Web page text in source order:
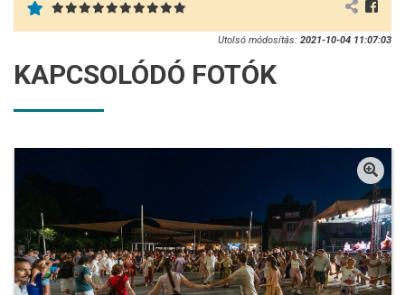
Utolsó módosítás: 2021-10-04 11:07:03
KAPCSOLÓDÓ FOTÓK